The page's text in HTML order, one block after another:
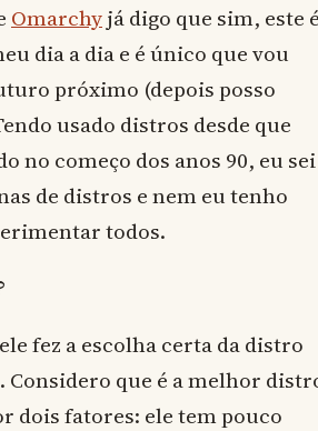
Omarchyjá digo que sim, este
dia a dia e é único que vou
próximo (depois posso
usado distros desde que
no começo dos anos 90, eu sei
de distros e nem eu tenho
todos.
fez a escolha certa da distro
. Considero que é a melhor
dois fatores: ele tem pouco